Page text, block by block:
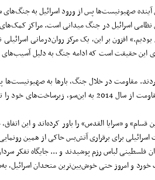
صهیونیست‌ها پس از ورود اسرائیل به
افزون بر این، یک مرکز روان‌درمانی
این حقیقت است که ادامه جنگ به دلیل آسیب‌های
نکردند. مقاومت در خلال جنگ، بارها به
درسی فراموش ناشدنی به آن‌ها بدهد اما اطلاعات جسته‌وگریخته‌ای که از قدرت حماس و جهاد اسلامی
و «سرایا القدس» را باور کرده‌اند و این
برای برقراری آتش‌بس حاکی از همین
لباس رزم پوشیدند و ... جایگاه تفکر